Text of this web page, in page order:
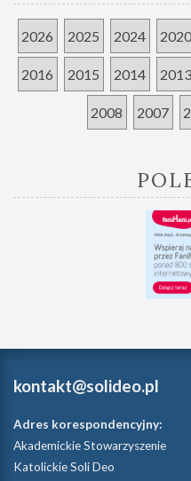
2026 2025 2024 2020
2016 2015 2014 2013
2008 2007
kontakt@solideo.pl
Adres korespondencyjny:
Akademickie Stowarzyszenie
Katolickie Soli Deo